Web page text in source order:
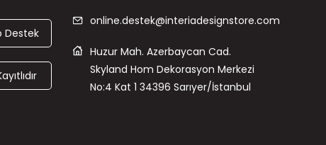
Destek
online.destek@interiadesignstore.com
Huzur Mah. Azerbaycan Cad.
Skyland Hom Dekorasyon Merkezi
No:4 Kat 1 34396 Sarıyer/İstanbul